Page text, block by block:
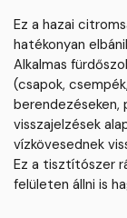
Ez a hazai
hatékonyan
Alkalmas
(csapok,
berendezéseken,
visszajelzések
vízkövesednek
Ez a tisztítószer
felületen állni is